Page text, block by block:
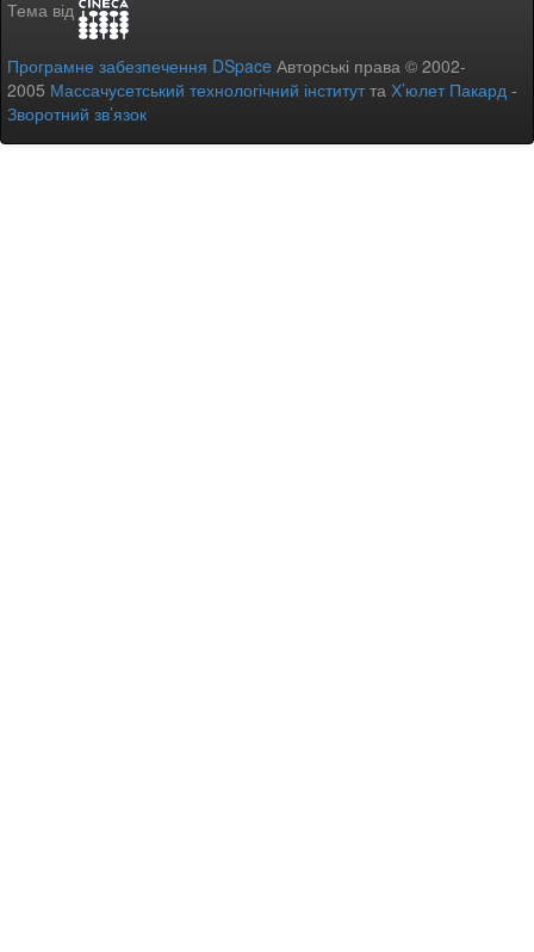
Тема від
Програмне забезпечення DSpace Авторські права © 2002-
2005 Массачусетський технологічний інститутта Х’юлет Пакард -
Зворотний зв’язок